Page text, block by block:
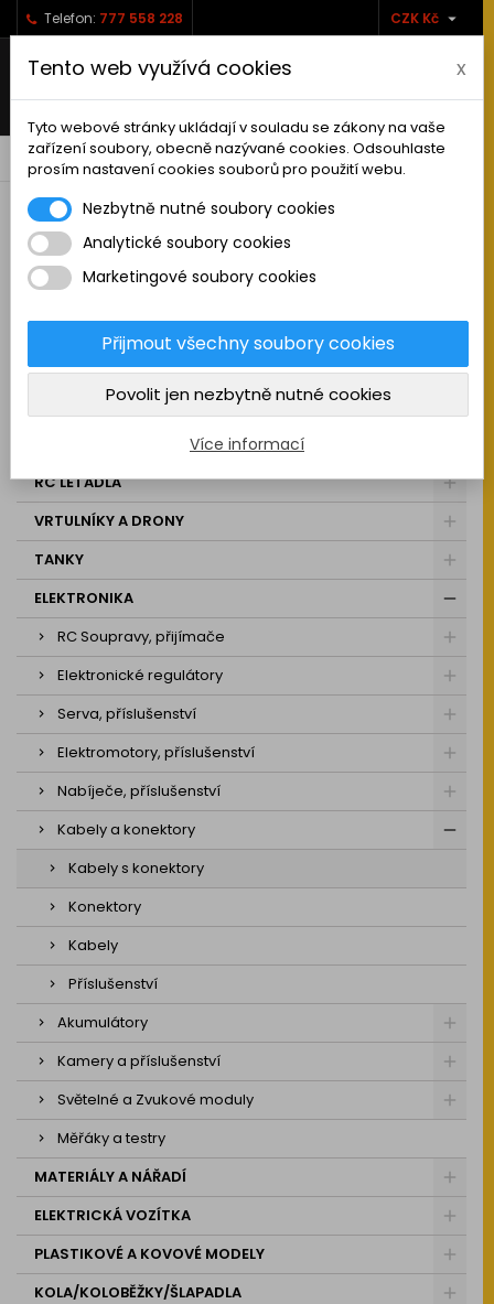
Telefon: 777 558 228 CZK Kč 
   shopping_cart0
RC AUTA
KAMIONY A NÁKLADNÍ AUTA
MAKETOVÉ DOPLŇKY
STAVEBNÍ STROJE
RC LETADLA
VRTULNÍKY A DRONY
TANKY
ELEKTRONIKA
RC Soupravy, přijímače
Elektronické regulátory
Serva, příslušenství
Elektromotory, příslušenství
Nabíječe, příslušenství
Kabely a konektory
Kabely s konektory
Konektory
Kabely
Příslušenství
Akumulátory
Kamery a příslušenství
Světelné a Zvukové moduly
Měřáky a testry
MATERIÁLY A NÁŘADÍ
ELEKTRICKÁ VOZÍTKA
PLASTIKOVÉ A KOVOVÉ MODELY
KOLA/KOLOBĚŽKY/ŠLAPADLA
Tento web využívá cookies x
Tyto webové stránky ukládají v souladu se zákony na vaše
zařízení soubory, obecně nazývané cookies. Odsouhlaste
prosím nastavení cookies souborů pro použití webu.
Nezbytně nutné soubory cookies
Analytické soubory cookies
Marketingové soubory cookies
Přijmout všechny soubory cookies
Povolit jen nezbytně nutné cookies
Více informací